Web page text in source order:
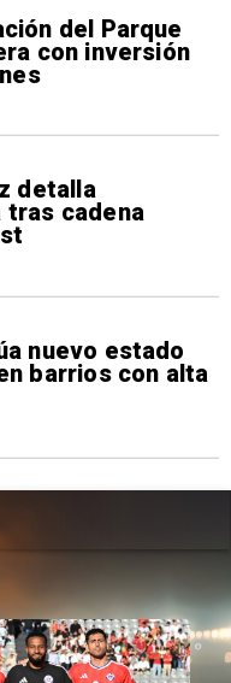
del Parque
con inversión
detalla
cadena
nuevo estado
barrios con alta